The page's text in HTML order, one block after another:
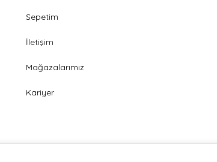
Sepetim
İletişim
Mağazalarımız
Kariyer